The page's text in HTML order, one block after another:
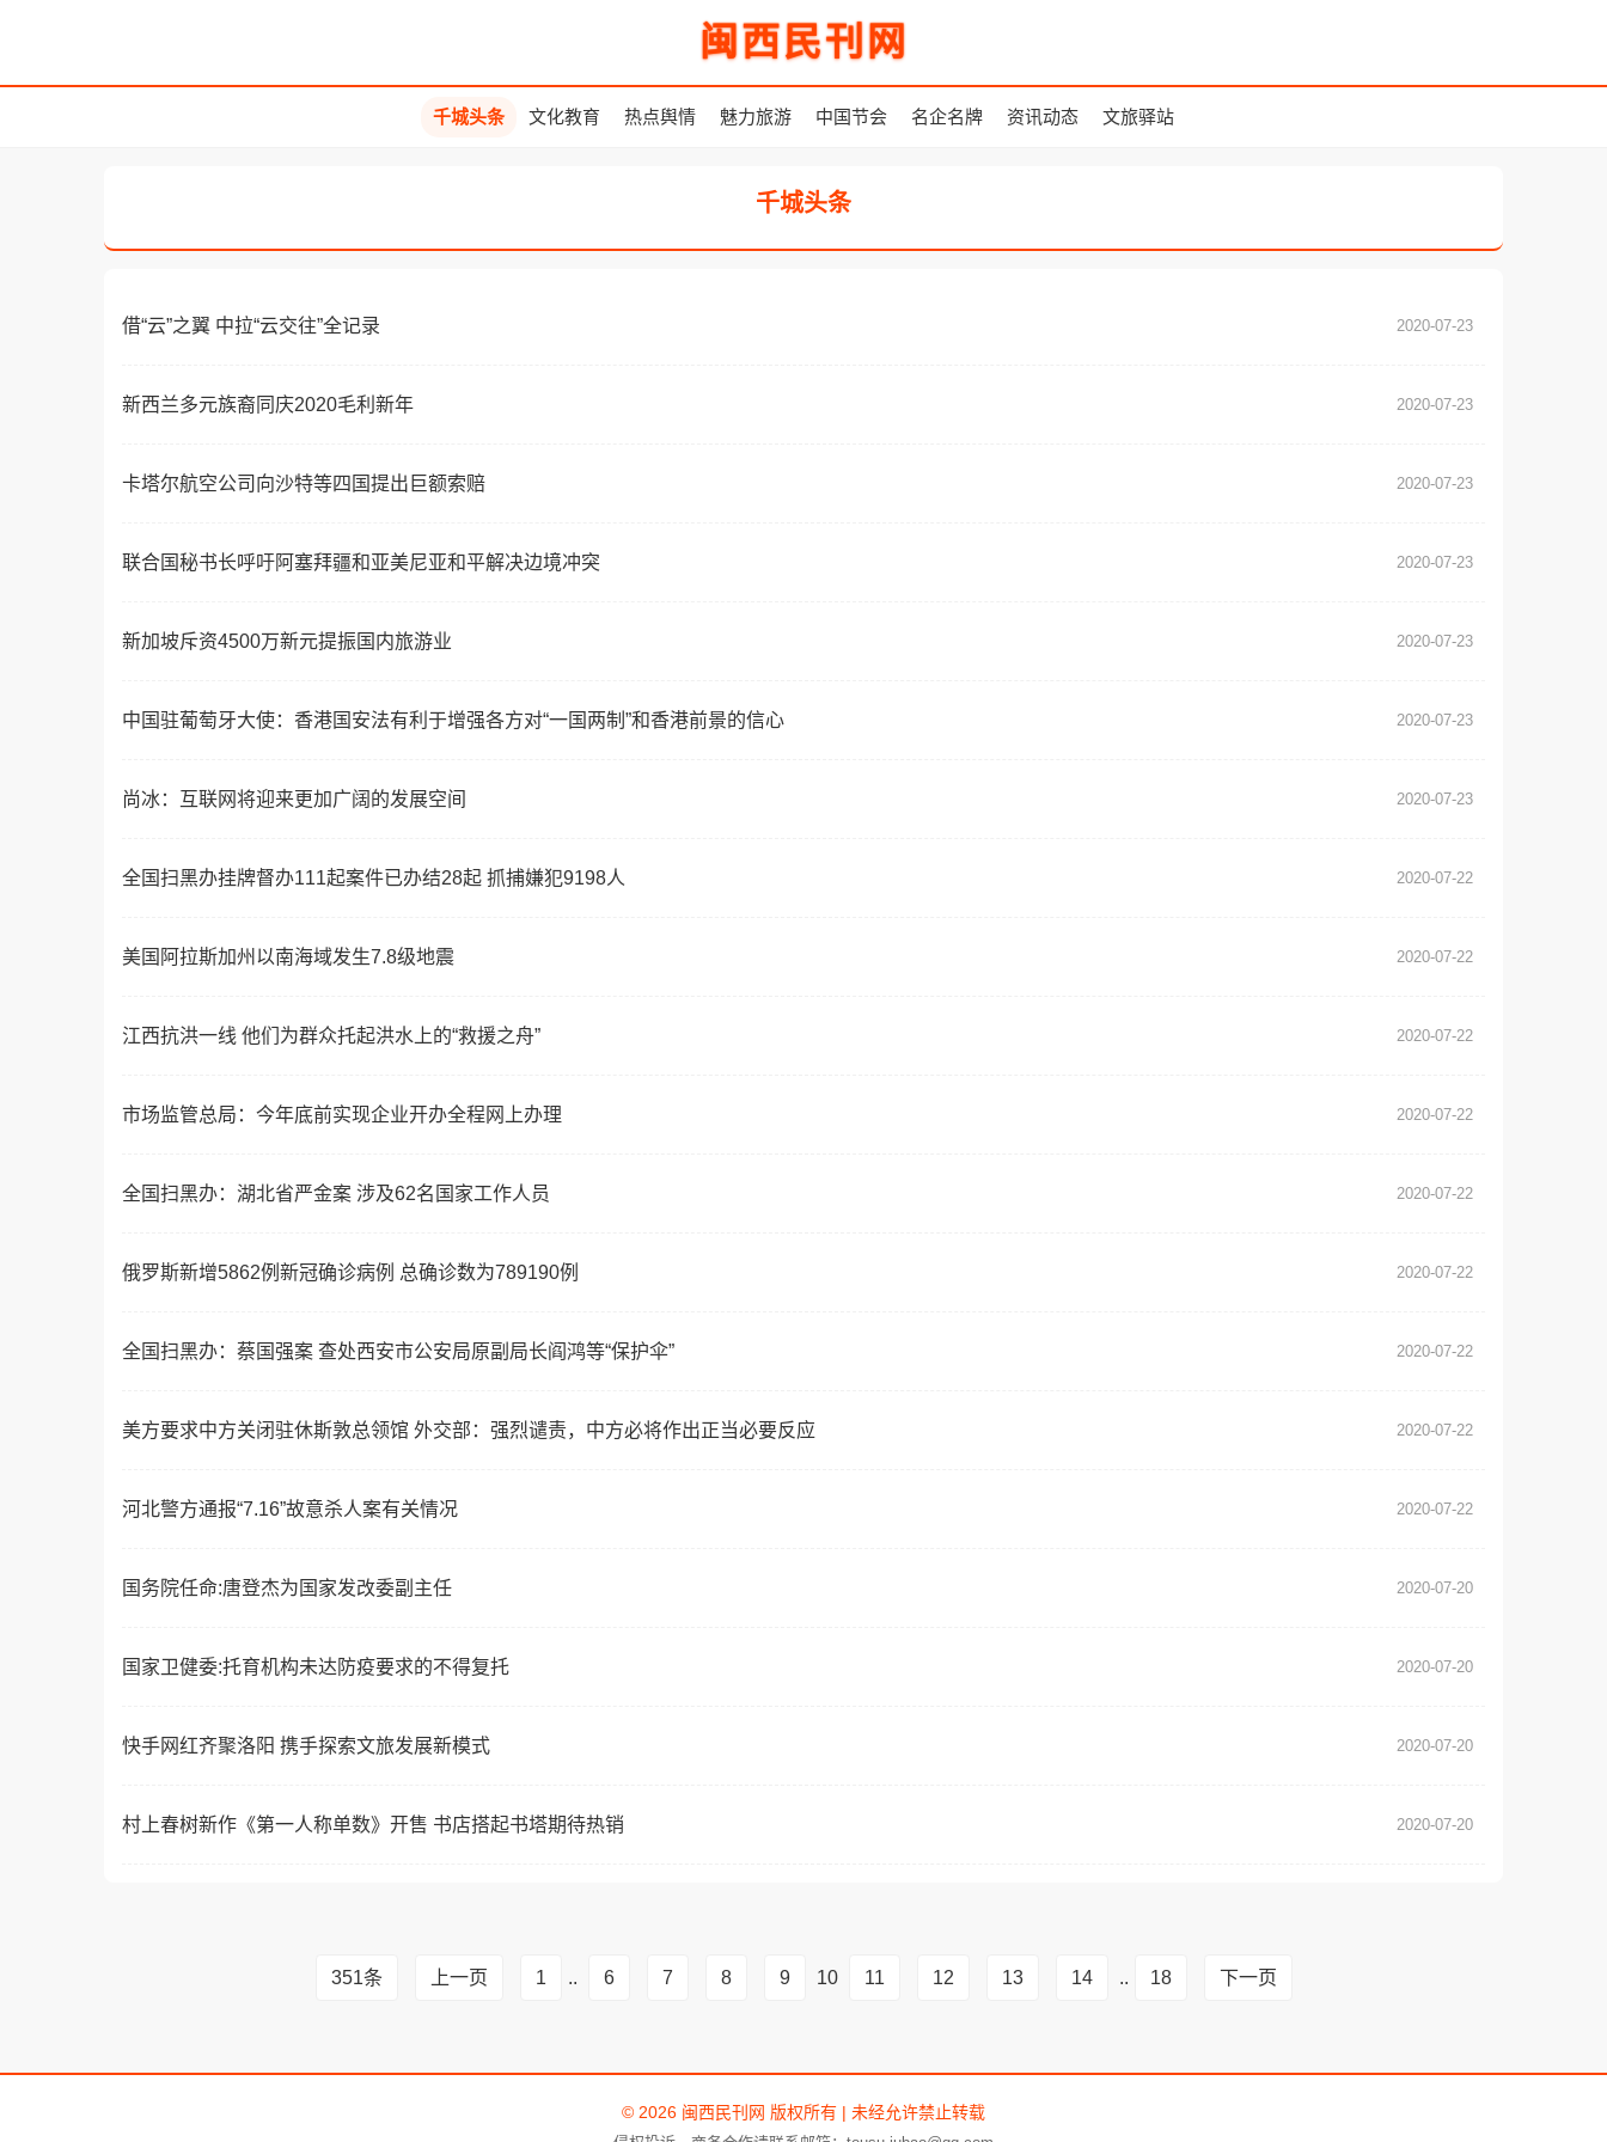
闽西民刊网
千城头条 文化教育 热点舆情 魅力旅游 中国节会 名企名牌 资讯动态 文旅驿站
千城头条
借“云”之翼 中拉“云交往”全记录 2020-07-23
新西兰多元族裔同庆2020毛利新年 2020-07-23
卡塔尔航空公司向沙特等四国提出巨额索赔 2020-07-23
联合国秘书长呼吁阿塞拜疆和亚美尼亚和平解决边境冲突 2020-07-23
新加坡斥资4500万新元提振国内旅游业 2020-07-23
中国驻葡萄牙大使：香港国安法有利于增强各方对“一国两制”和香港前景的信心 2020-07-23
尚冰：互联网将迎来更加广阔的发展空间 2020-07-23
全国扫黑办挂牌督办111起案件已办结28起 抓捕嫌犯9198人 2020-07-22
美国阿拉斯加州以南海域发生7.8级地震 2020-07-22
江西抗洪一线 他们为群众托起洪水上的“救援之舟” 2020-07-22
市场监管总局：今年底前实现企业开办全程网上办理 2020-07-22
全国扫黑办：湖北省严金案 涉及62名国家工作人员 2020-07-22
俄罗斯新增5862例新冠确诊病例 总确诊数为789190例 2020-07-22
全国扫黑办：蔡国强案 查处西安市公安局原副局长阎鸿等“保护伞” 2020-07-22
美方要求中方关闭驻休斯敦总领馆 外交部：强烈谴责，中方必将作出正当必要反应 2020-07-22
河北警方通报“7.16”故意杀人案有关情况 2020-07-22
国务院任命:唐登杰为国家发改委副主任 2020-07-20
国家卫健委:托育机构未达防疫要求的不得复托 2020-07-20
快手网红齐聚洛阳 携手探索文旅发展新模式 2020-07-20
村上春树新作《第一人称单数》开售 书店搭起书塔期待热销 2020-07-20
351条 上一页 1 .. 6 7 8 9 10 11 12 13 14 .. 18 下一页
© 2026 闽西民刊网 版权所有 | 未经允许禁止转载